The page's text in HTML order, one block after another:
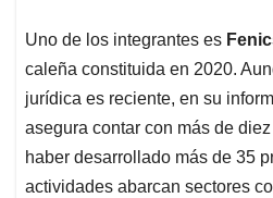
Uno de los integrantes es
caleña constituida en 2020.
jurídica es reciente, en su
asegura contar con más de
haber desarrollado más de 35
actividades abarcan sectores